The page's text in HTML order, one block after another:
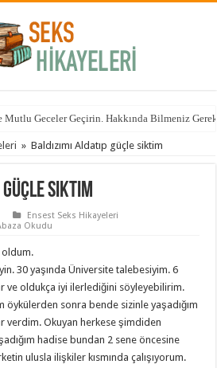
Mutlu Geceler Geçirin. Hakkında Bilmeniz
» Baldızımı Aldatıp güçle siktim
güçle siktim
Ensest Seks Hikayeleri
Okudu
oldum.
30 yaşında Üniversite talebesiyim. 6
ve oldukça iyi ilerlediğini söyleyebilirim.
öykülerden sonra bende sizinle yaşadığım
verdim. Okuyan herkese şimdiden
hadise bundan 2 sene öncesine
ulusla ilişkiler kısmında çalışıyorum.